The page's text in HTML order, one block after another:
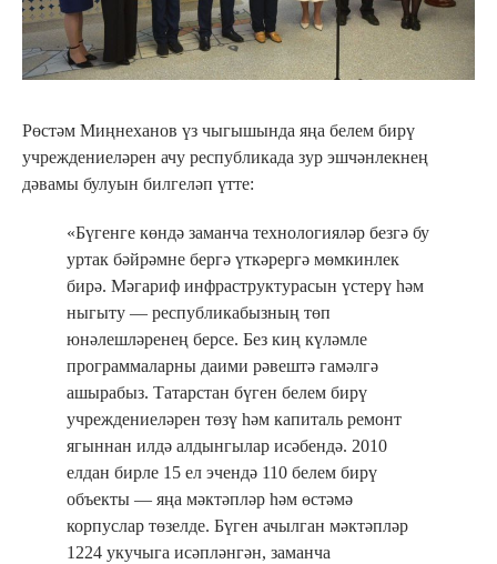
Рөстәм Миңнеханов үз чыгышында яңа белем бирү
учреждениеләрен ачу республикада зур эшчәнлекнең
дәвамы булуын билгеләп үтте:
«Бүгенге көндә заманча технологияләр безгә бу
уртак бәйрәмне бергә үткәрергә мөмкинлек
бирә. Мәгариф инфраструктурасын үстерү һәм
ныгыту — республикабызның төп
юнәлешләренең берсе. Без киң күләмле
программаларны даими рәвештә гамәлгә
ашырабыз. Татарстан бүген белем бирү
учреждениеләрен төзү һәм капиталь ремонт
ягыннан илдә алдынгылар исәбендә. 2010
елдан бирле 15 ел эчендә 110 белем бирү
объекты — яңа мәктәпләр һәм өстәмә
корпуcлар төзелде. Бүген ачылган мәктәпләр
1224 укучыга исәпләнгән, заманча